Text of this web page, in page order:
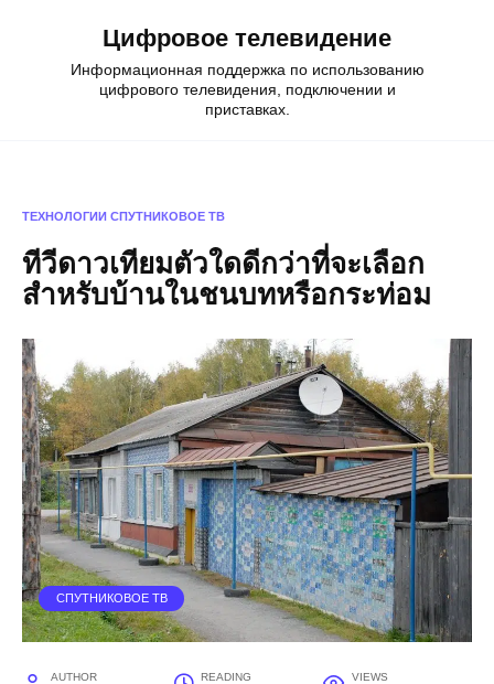
Цифровое телевидение
Информационная поддержка по использованию
цифрового телевидения, подключении и
приставках.
ТЕХНОЛОГИИ СПУТНИКОВОЕ ТВ
ทีวีดาวเทียมตัวใดดีกว่าที่จะเลือก
สำหรับบ้านในชนบทหรือกระท่อม
СПУТНИКОВОЕ ТВ
AUTHOR READING VIEWS